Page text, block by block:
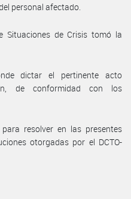
personal afectado.
Situaciones de Crisis tomó la
dictar el pertinente acto
de conformidad con los
resolver en las presentes
otorgadas por el DCTO-